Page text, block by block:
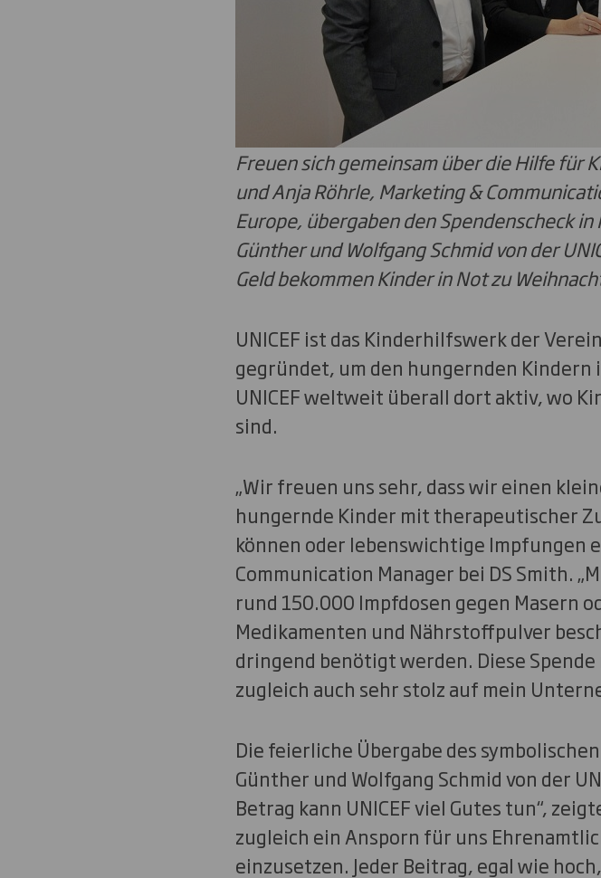
Freuen sich gemeinsam über die Hilfe für
und Anja Röhrle, Marketing &
Europe, übergaben den Spendenscheck
Günther und Wolfgang Schmid von der
Geld bekommen Kinder in Not zu
UNICEF ist das Kinderhilfswerk der
gegründet, um den hungernden
UNICEF weltweit überall dort aktiv, wo
sind.
„Wir freuen uns sehr, dass wir einen
hungernde Kinder mit therapeutischer
können oder lebenswichtige Impfungen
Communication Manager bei DS Smith.
rund 150.000 Impfdosen gegen Masern
Medikamenten und Nährstoffpulver
dringend benötigt werden. Diese
zugleich auch sehr stolz auf mein
Die feierliche Übergabe des
Günther und Wolfgang Schmid von der
Betrag kann UNICEF viel Gutes tun“,
zugleich ein Ansporn für uns
einzusetzen. Jeder Beitrag, egal wie